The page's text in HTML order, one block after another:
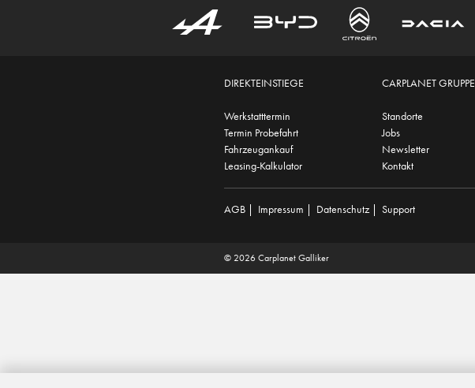
DIREKTEINSTIEGE
Werkstatttermin
Termin Probefahrt
Fahrzeugankauf
Leasing-Kalkulator
CARPLANET GRUPPE
Standorte
Jobs
Newsletter
Kontakt
AGB | Impressum | Datenschutz| Support
© 2026 Carplanet Galliker